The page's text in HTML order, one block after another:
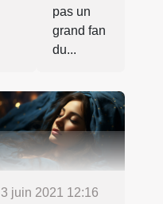
pas un
grand fan
du...
3 juin 2021 12:16